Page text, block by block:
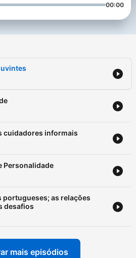
00:00
cuidadores informais
Personalidade
portugueses; as relações
desafios
mais episódios